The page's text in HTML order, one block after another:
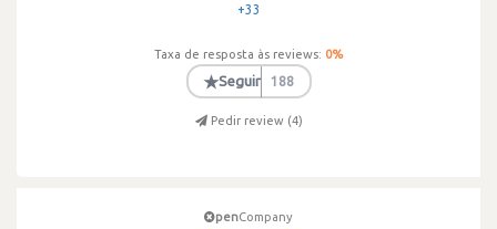
+33
Taxa de resposta às reviews: 0%
★Seguir 188
Pedir review (4)
penCompany